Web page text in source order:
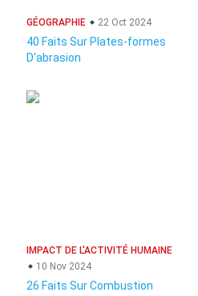
GÉOGRAPHIE 22 Oct 2024
40 Faits Sur Plates-formes
D'abrasion
IMPACT DE L'ACTIVITÉ HUMAINE
10 Nov 2024
26 Faits Sur Combustion